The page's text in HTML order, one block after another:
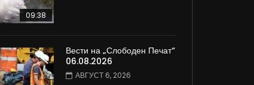
ДАМЈАН ВАРОШЛИЈА
ЈУНИ 30, 2022
09:38
Вести на „Слободен Печат“
06.08.2026
АВГУСТ 6, 2026